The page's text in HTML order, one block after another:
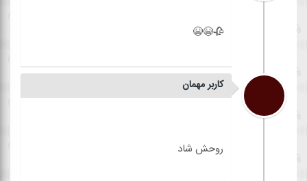
کاربر مهمان